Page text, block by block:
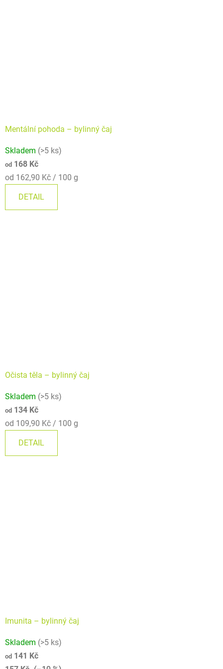
Mentální pohoda –⁠⁠⁠⁠⁠ bylinný čaj
hodnocení
produktu
je
z
Skladem (>5 ks)
od 168 Kč
Měrná
od 162,90 Kč / 100 g
DETAIL
Očista těla –⁠⁠⁠⁠⁠ bylinný čaj
hodnocení
produktu
je
z
Skladem (>5 ks)
od 134 Kč
Měrná
od 109,90 Kč / 100 g
DETAIL
Imunita –⁠⁠⁠⁠⁠ bylinný čaj
hodnocení
produktu
Skladem (>5 ks)
od 141 Kč